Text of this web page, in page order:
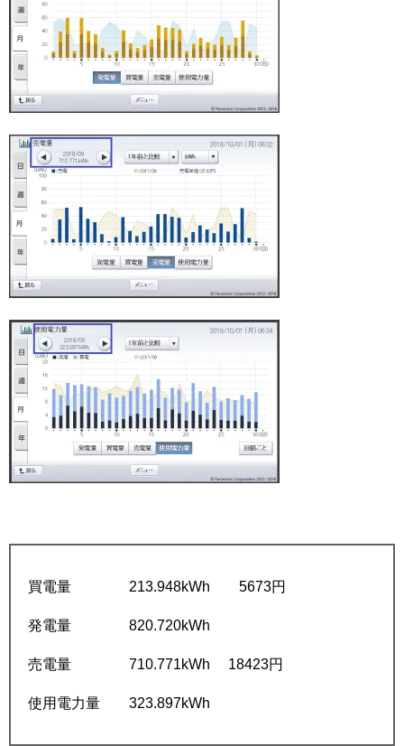
買電量 213.948kWh 5673円
発電量 820.720kWh
売電量 710.771kWh 18423円
使用電力量 323.897kWh